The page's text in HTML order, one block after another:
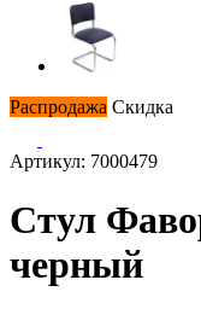
Распродажа Скидка
Артикул: 7000479
Стул
черный